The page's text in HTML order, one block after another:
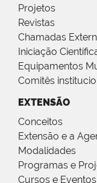
Projetos
Revistas
Chamadas
Iniciação
Equipamentos
Comitês
EXTENSÃO
Conceitos
Extensão e a
Modalidades
Programas e
Cursos e Eventos